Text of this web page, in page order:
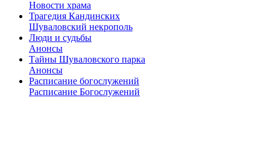
Новости храма
Трагедия Кандинских
Шуваловский некрополь
Люди и судьбы
Анонсы
Тайны Шуваловского парка
Анонсы
Расписание богослужений
Расписание Богослужений